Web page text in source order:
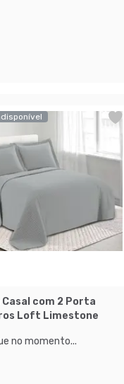
Casal com 2 Porta
Loft Limestone
no momento...